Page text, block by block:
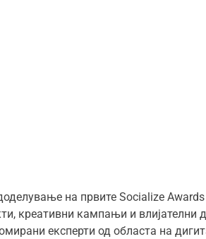
на првите Socialize
креативни кампањи и
експерти од областа на